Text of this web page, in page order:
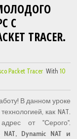
С
TRACER.
Packet Tracer With10
В данном уроке
как NAT.
от "Серого".
Dynamic NAT и